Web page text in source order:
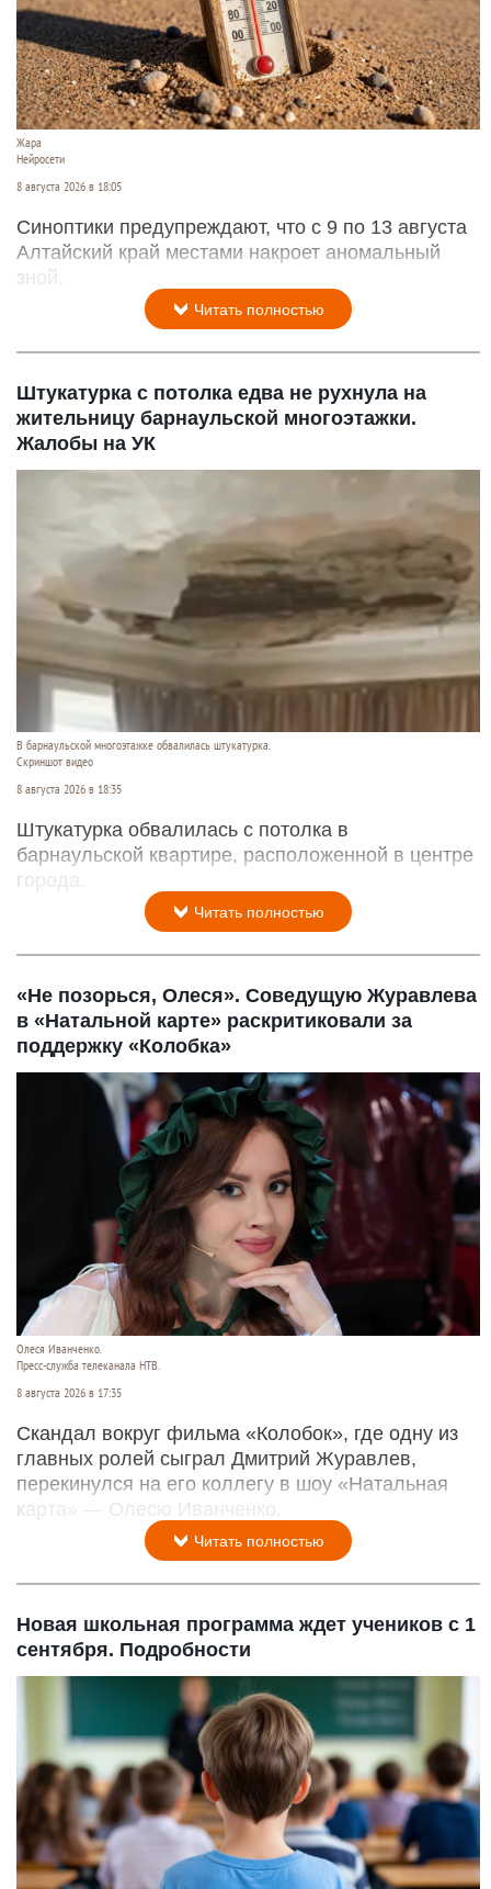
Жара
Нейросети
8 августа 2026 в 18:05
Синоптики предупреждают, что с 9 по 13 августа
Алтайский край местами накроет аномальный
зной.
Читать полностью
Штукатурка с потолка едва не рухнула на
жительницу барнаульской многоэтажки.
Жалобы на УК
В барнаульской многоэтажке обвалилась штукатурка.
Скриншот видео
8 августа 2026 в 18:35
Штукатурка обвалилась с потолка в
барнаульской квартире, расположенной в центре
города.
Читать полностью
«Не позорься, Олеся». Соведущую Журавлева
в «Натальной карте» раскритиковали за
поддержку «Колобка»
Олеся Иванченко.
Пресс-служба телеканала НТВ.
8 августа 2026 в 17:35
Скандал вокруг фильма «Колобок», где одну из
главных ролей сыграл Дмитрий Журавлев,
перекинулся на его коллегу в шоу «Натальная
карта» — Олесю Иванченко.
Читать полностью
Новая школьная программа ждет учеников с 1
сентября. Подробности